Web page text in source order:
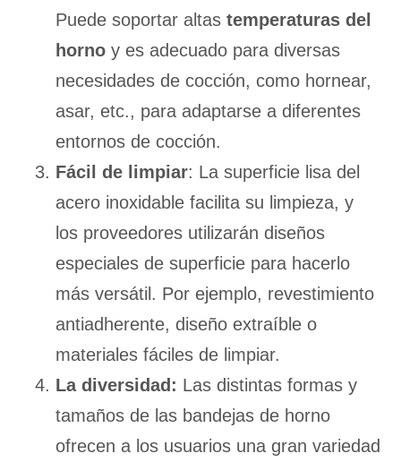
Puede soportar altastemperaturas del
horno y es adecuado para diversas
necesidades de cocción, como hornear,
asar, etc., para adaptarse a diferentes
entornos de cocción.
Fácil de limpiar: La superficie lisa del
acero inoxidable facilita su limpieza, y
los proveedores utilizarán diseños
especiales de superficie para hacerlo
más versátil. Por ejemplo, revestimiento
antiadherente, diseño extraíble o
materiales fáciles de limpiar.
La diversidad: Las distintas formas y
tamaños de las bandejas de horno
ofrecen a los usuarios una gran variedad